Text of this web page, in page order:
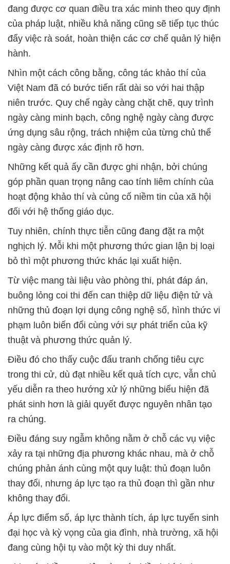
đang được cơ quan điều tra xác minh theo quy định
của pháp luật, nhiều khả năng cũng sẽ tiếp tục thúc
đẩy việc rà soát, hoàn thiện các cơ chế quản lý hiện
hành.
Nhìn một cách công bằng, công tác khảo thí của
Việt Nam đã có bước tiến rất dài so với hai thập
niên trước. Quy chế ngày càng chặt chẽ, quy trình
ngày càng minh bạch, công nghệ ngày càng được
ứng dụng sâu rộng, trách nhiệm của từng chủ thể
ngày càng được xác định rõ hơn.
Những kết quả ấy cần được ghi nhận, bởi chúng
góp phần quan trọng nâng cao tính liêm chính của
hoạt động khảo thí và củng cố niềm tin của xã hội
đối với hệ thống giáo dục.
Tuy nhiên, chính thực tiễn cũng đang đặt ra một
nghịch lý. Mỗi khi một phương thức gian lận bị loại
bỏ thì một phương thức khác lại xuất hiện.
Từ việc mang tài liệu vào phòng thi, phát đáp án,
buông lỏng coi thi đến can thiệp dữ liệu điện tử và
những thủ đoạn lợi dụng công nghệ số, hình thức vi
phạm luôn biến đổi cùng với sự phát triển của kỹ
thuật và phương thức quản lý.
Điều đó cho thấy cuộc đấu tranh chống tiêu cực
trong thi cử, dù đạt nhiều kết quả tích cực, vẫn chủ
yếu diễn ra theo hướng xử lý những biểu hiện đã
phát sinh hơn là giải quyết được nguyên nhân tạo
ra chúng.
Điều đáng suy ngẫm không nằm ở chỗ các vụ việc
xảy ra tại những địa phương khác nhau, mà ở chỗ
chúng phản ánh cùng một quy luật: thủ đoạn luôn
thay đổi, nhưng áp lực tạo ra thủ đoạn thì gần như
không thay đổi.
Áp lực điểm số, áp lực thành tích, áp lực tuyển sinh
đại học và kỳ vọng của gia đình, nhà trường, xã hội
đang cùng hội tụ vào một kỳ thi duy nhất.